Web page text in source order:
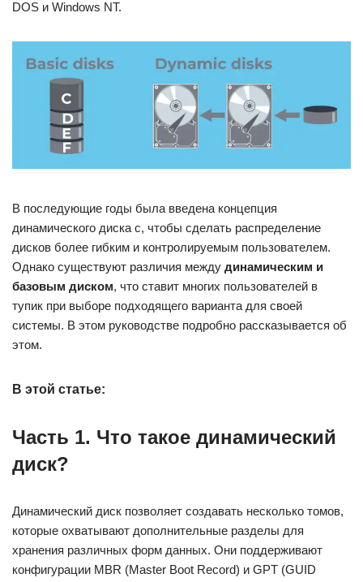
DOS и Windows NT.
В последующие годы была введена концепция
динамического диска c, чтобы сделать распределение
дисков более гибким и контролируемым пользователем.
Однако существуют различия между динамическим и
базовым диском, что ставит многих пользователей в
тупик при выборе подходящего варианта для своей
системы. В этом руководстве подробно рассказывается об
этом.
В этой статье:
Часть 1. Что такое динамический
диск?
Динамический диск позволяет создавать несколько томов,
которые охватывают дополнительные разделы для
хранения различных форм данных. Они поддерживают
конфигурации MBR (Master Boot Record) и GPT (GUID